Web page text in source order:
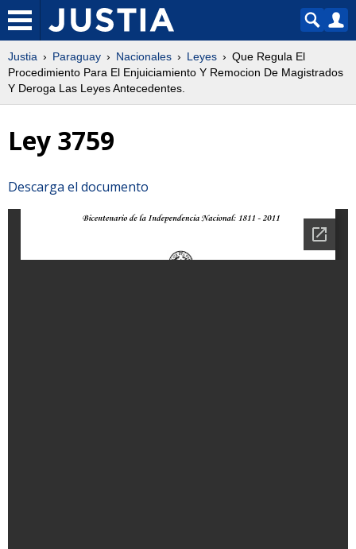
Justia Paraguay Nacionales Leyes
Que Regula El
Procedimiento Para El Enjuiciamiento Y Remocion De Magistrados
Y Deroga Las Leyes Antecedentes.
Ley 3759
Descarga el documento